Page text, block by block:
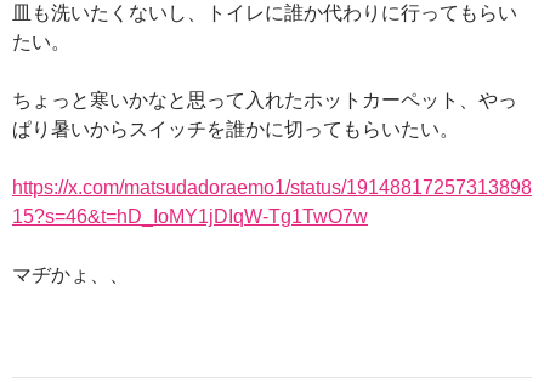
皿も洗いたくないし、トイレに誰か代わりに行ってもらい
たい。
ちょっと寒いかなと思って入れたホットカーペット、やっ
ぱり暑いからスイッチを誰かに切ってもらいたい。
https://x.com/matsudadoraemo1/status/19148817257313898
15?s=46&t=hD_IoMY1jDIqW-Tg1TwO7w
マヂかょ、、